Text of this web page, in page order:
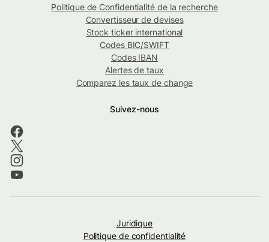
Politique de Confidentialité de la recherche
Convertisseur de devises
Stock ticker international
Codes BIC/SWIFT
Codes IBAN
Alertes de taux
Comparez les taux de change
Suivez-nous
Juridique
Politique de confidentialité